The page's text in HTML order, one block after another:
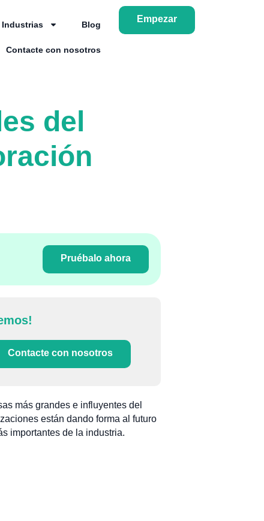
Industrias Blog
Contacte con nosotros
Empezar
del
Pruébalo ahora
Contacte con nosotros
más grandes e influyentes del
están dando forma al futuro
importantes de la industria.